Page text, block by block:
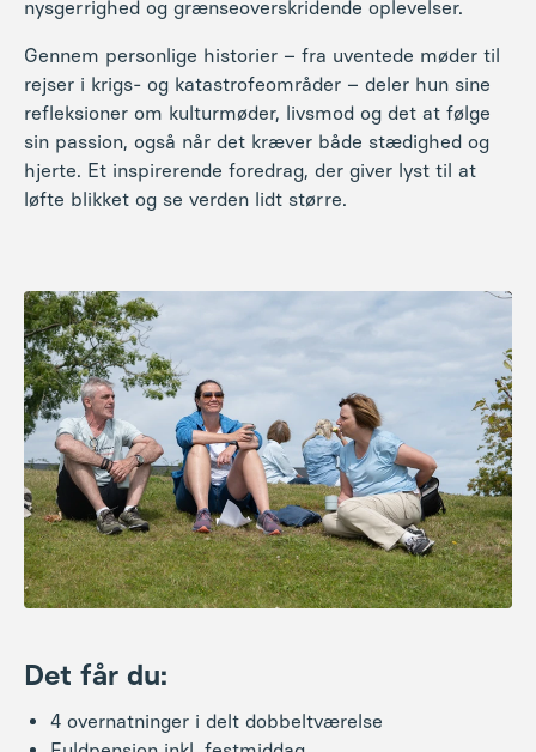
Det får du:
4 overnatninger i delt dobbeltværelse
Fuldpension inkl. festmiddag
Kaffe/te og vand ad libitum
Øl, sodavand og vin kan købes
glæd dig til velsmagende retter tilberedt af friske
råvarer. Mellem aktiviteterne kan du slappe af med en
kop kaffe eller et glas vin i godt selskab, mens du